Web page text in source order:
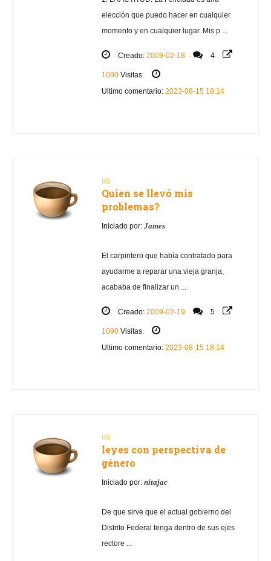
elección que puedo hacer en cualquier
momento y en cualquier lugar. Mis p ...
Creado: 2009-02-18 4
1090 Visitas.
Ultimo comentario: 2023-08-15 18:14
88
Quien se llevó mis
problemas?
Iniciado por: James
El carpintero que había contratado para
ayudarme a reparar una vieja granja,
acababa de finalizar un ...
Creado: 2009-02-19 5
1090 Visitas.
Ultimo comentario: 2023-08-15 18:14
89
leyes con perspectiva de
género
Iniciado por: nitajac
De que sirve que el actual gobierno del
Distrito Federal tenga dentro de sus ejes
rectore ...